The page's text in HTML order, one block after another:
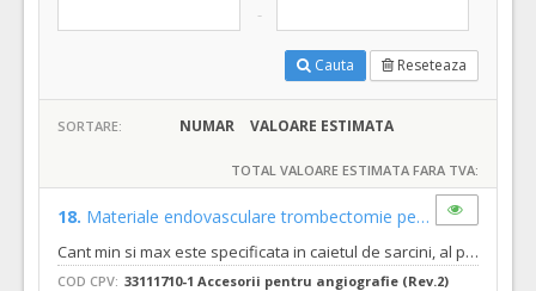
Cauta Reseteaza
SORTARE: NUMAR VALOARE ESTIMATA
TOTAL VALOARE ESTIMATA FARA TVA:
18. Materiale endovasculare trombectomie pentru ocluzie proximala
Cant min si max este specificata in caietul de sarcini, al prezentei documentatii
COD CPV: 33111710-1 Accesorii pentru angiografie (Rev.2)